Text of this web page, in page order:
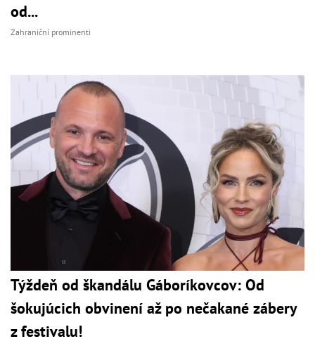
od...
Zahraniční prominenti
Týždeň od škandálu Gáboríkovcov: Od
šokujúcich obvinení až po nečakané zábery
z festivalu!